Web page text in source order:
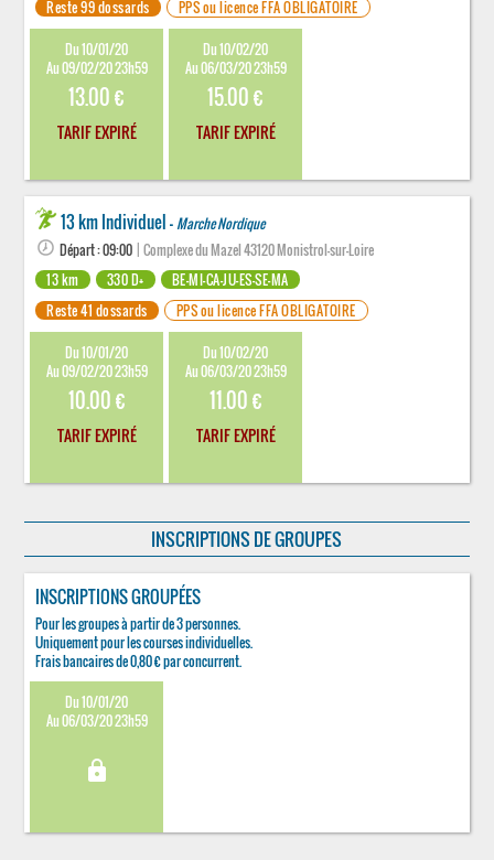
Reste 99 dossards PPS ou licence FFA OBLIGATOIRE
Du 10/01/20
Au 09/02/20 23h59
13.00 €
TARIF EXPIRÉ
Du 10/02/20
Au 06/03/20 23h59
15.00 €
TARIF EXPIRÉ
13 km Individuel - Marche Nordique
Départ : 09:00 | Complexe du Mazel 43120 Monistrol-sur-Loire
13 km
330 D+
BE-MI-CA-JU-ES-SE-MA
Reste 41 dossards
PPS ou licence FFA OBLIGATOIRE
Du 10/01/20
Au 09/02/20 23h59
10.00 €
TARIF EXPIRÉ
Du 10/02/20
Au 06/03/20 23h59
11.00 €
TARIF EXPIRÉ
INSCRIPTIONS DE GROUPES
INSCRIPTIONS GROUPÉES
Pour les groupes à partir de 3 personnes.
Uniquement pour les courses individuelles.
Frais bancaires de 0,80 € par concurrent.
Du 10/01/20
Au 06/03/20 23h59
lock